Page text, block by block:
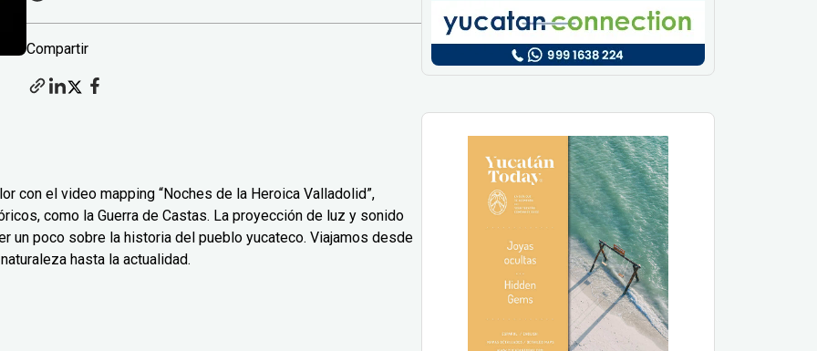
Compartir
con el video mapping “Noches de la Heroica Valladolid”,
como la Guerra de Castas. La proyección de luz y sonido
un poco sobre la historia del pueblo yucateco. Viajamos desde
hasta la actualidad.